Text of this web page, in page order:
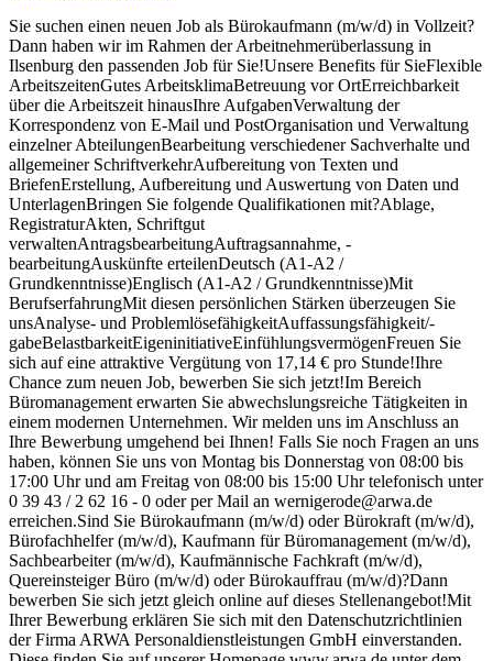
Sie suchen einen neuen Job als Bürokaufmann (m/w/d) in Vollzeit?
Dann haben wir im Rahmen der Arbeitnehmerüberlassung in
Ilsenburg den passenden Job für Sie!Unsere Benefits für SieFlexible
ArbeitszeitenGutes ArbeitsklimaBetreuung vor OrtErreichbarkeit
über die Arbeitszeit hinausIhre AufgabenVerwaltung der
Korrespondenz von E-Mail und PostOrganisation und Verwaltung
einzelner AbteilungenBearbeitung verschiedener Sachverhalte und
allgemeiner SchriftverkehrAufbereitung von Texten und
BriefenErstellung, Aufbereitung und Auswertung von Daten und
UnterlagenBringen Sie folgende Qualifikationen mit?Ablage,
RegistraturAkten, Schriftgut
verwaltenAntragsbearbeitungAuftragsannahme, -
bearbeitungAuskünfte erteilenDeutsch (A1-A2 /
Grundkenntnisse)Englisch (A1-A2 / Grundkenntnisse)Mit
BerufserfahrungMit diesen persönlichen Stärken überzeugen Sie
unsAnalyse- und ProblemlösefähigkeitAuffassungsfähigkeit/-
gabeBelastbarkeitEigeninitiativeEinfühlungsvermögenFreuen Sie
sich auf eine attraktive Vergütung von 17,14 € pro Stunde!Ihre
Chance zum neuen Job, bewerben Sie sich jetzt!Im Bereich
Büromanagement erwarten Sie abwechslungsreiche Tätigkeiten in
einem modernen Unternehmen. Wir melden uns im Anschluss an
Ihre Bewerbung umgehend bei Ihnen! Falls Sie noch Fragen an uns
haben, können Sie uns von Montag bis Donnerstag von 08:00 bis
17:00 Uhr und am Freitag von 08:00 bis 15:00 Uhr telefonisch unter
0 39 43 / 2 62 16 - 0 oder per Mail an wernigerode@arwa.de
erreichen.Sind Sie Bürokaufmann (m/w/d) oder Bürokraft (m/w/d),
Bürofachhelfer (m/w/d), Kaufmann für Büromanagement (m/w/d),
Sachbearbeiter (m/w/d), Kaufmännische Fachkraft (m/w/d),
Quereinsteiger Büro (m/w/d) oder Bürokauffrau (m/w/d)?Dann
bewerben Sie sich jetzt gleich online auf dieses Stellenangebot!Mit
Ihrer Bewerbung erklären Sie sich mit den Datenschutzrichtlinien
der Firma ARWA Personaldienstleistungen GmbH einverstanden.